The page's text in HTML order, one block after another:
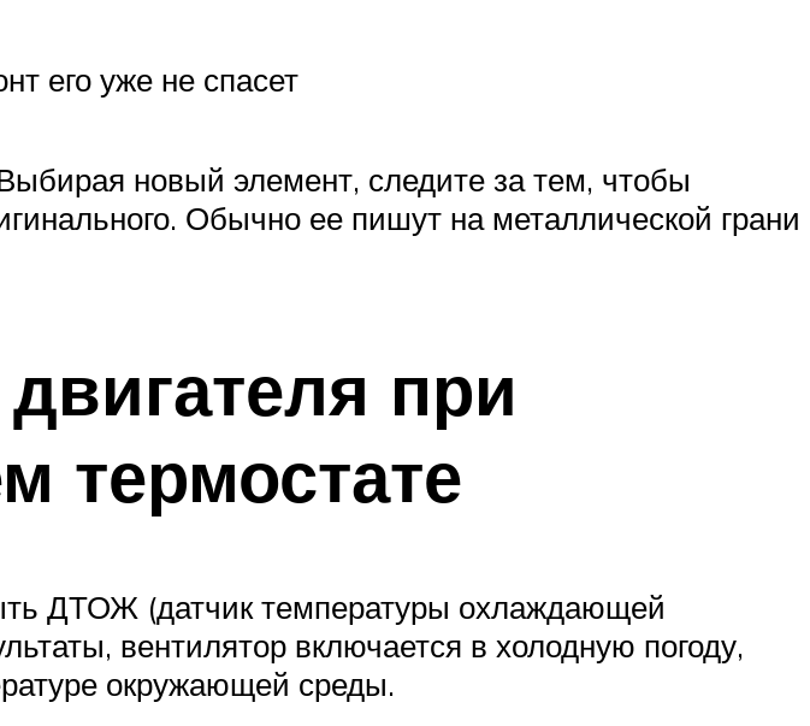
его уже не спасет
новый элемент, следите за тем, чтобы
Обычно ее пишут на металлической грани
при
термостате
ДТОЖ (датчик температуры охлаждающей
вентилятор включается в холодную погоду,
окружающей среды.